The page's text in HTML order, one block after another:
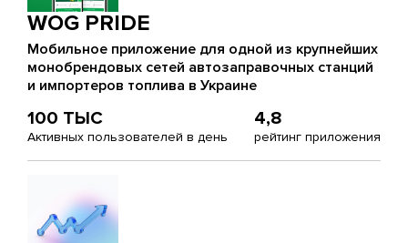
WOG PRIDE
Мобильное приложение для одной из крупнейших
монобрендовых сетей автозаправочных станций
и импортеров топлива в Украине
100 ТЫС
Активных пользователей в день
4,8
рейтинг приложения